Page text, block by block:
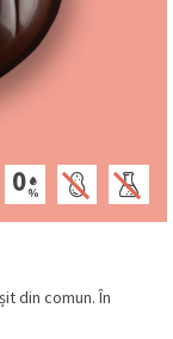
din comun. În